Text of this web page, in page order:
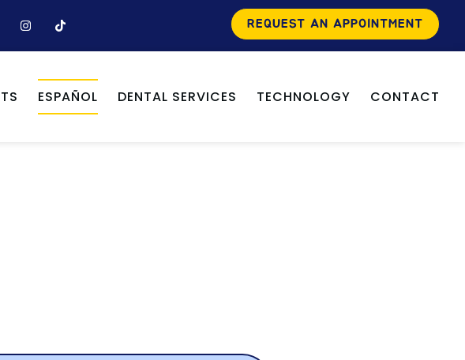
REQUEST AN APPOINTMENT
ESPAÑOL DENTAL SERVICES TECHNOLOGY CONTACT